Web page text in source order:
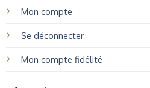
Mon compte
Se déconnecter
Mon compte fidélité